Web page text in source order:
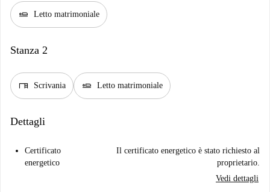
airline_seat_flat Letto matrimoniale
Stanza 2
desk Scrivania airline_seat_flat Letto matrimoniale
Dettagli
Certificato
energetico
Il certificato energetico è stato richiesto al
proprietario.
Vedi dettagli